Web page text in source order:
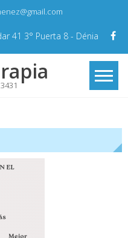
41 3° Puerta 8 - Dénia